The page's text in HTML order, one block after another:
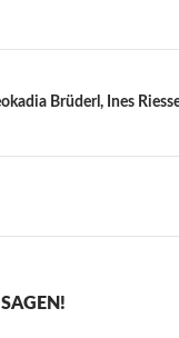
Brüderl, Ines